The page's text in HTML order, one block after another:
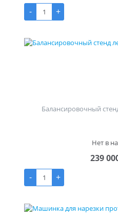
- +
Балансировочный
Нет в
239
-
+